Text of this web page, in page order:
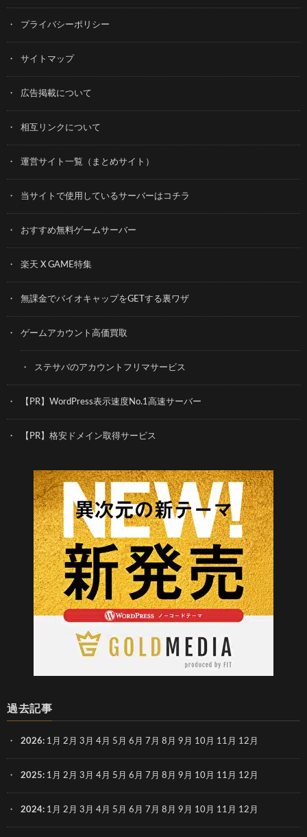
プライバシーポリシー
サイトマップ
広告掲載について
相互リンクについて
運営サイト一覧（まとめサイト）
当サイトで使用しているサーバーはコチラ
おすすめ無料ゲームサーバー
楽天 X GAME特集
無課金でバイオキャップをGETする裏ワザ
ゲームアカウント高価買取
ステサバのアカウントフリマサービス
【PR】WordPress表示速度No.1高速サーバー
【PR】格安ドメイン取得サービス
過去記事
2026: 1月 2月 3月 4月 5月 6月 7月 8月 9月 10月 11月 12月
2025: 1月 2月 3月 4月 5月 6月 7月 8月 9月 10月 11月 12月
2024: 1月 2月 3月 4月 5月 6月 7月 8月 9月 10月 11月 12月